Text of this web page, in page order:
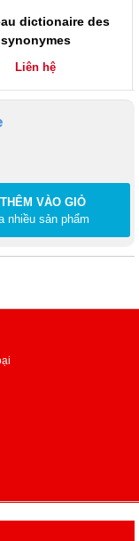
dictionaire des
synonymes
Liên hệ
THÊM VÀO GIỎ
nhiều sản phẩm